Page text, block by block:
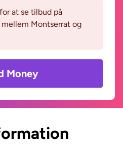
at se tilbud på
Montserrat og
Money